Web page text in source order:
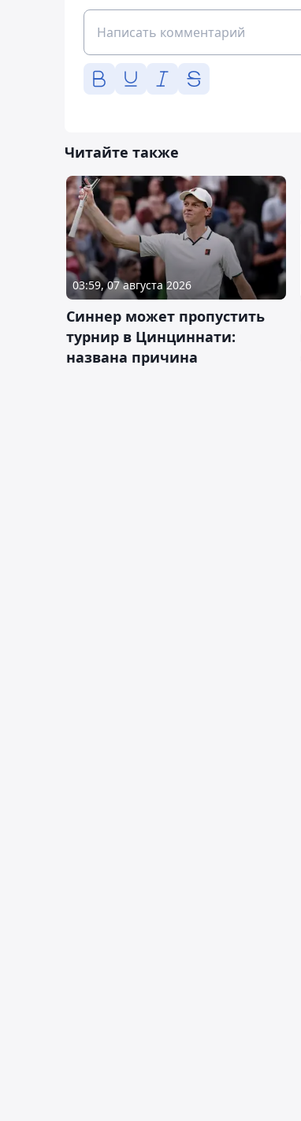
Читайте также
03:59, 07 августа 2026
Синнер может пропустить
турнир в Цинциннати:
названа причина